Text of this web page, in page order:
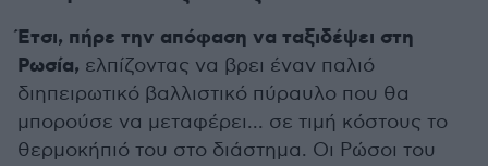
Έτσι, πήρε την απόφαση να ταξιδέψει στη
Ρωσία, ελπίζοντας να βρει έναν παλιό
διηπειρωτικό βαλλιστικό πύραυλο που θα
μπορούσε να μεταφέρει... σε τιμή κόστους το
θερμοκήπιό του στο διάστημα. Οι Ρώσοι του